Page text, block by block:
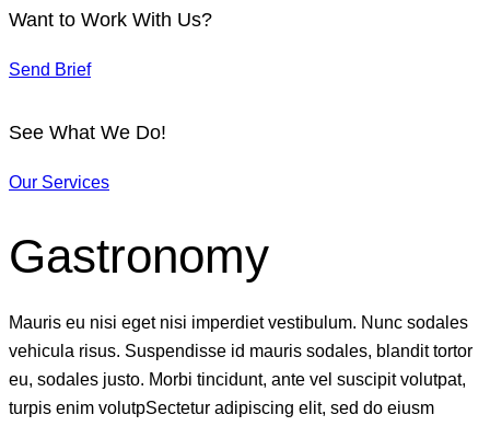
Want to Work With Us?
Send Brief
See What We Do!
Our Services
Gastronomy
Mauris eu nisi eget nisi imperdiet vestibulum. Nunc sodales
vehicula risus. Suspendisse id mauris sodales, blandit tortor
eu, sodales justo. Morbi tincidunt, ante vel suscipit volutpat,
turpis enim volutpSectetur adipiscing elit, sed do eiusm